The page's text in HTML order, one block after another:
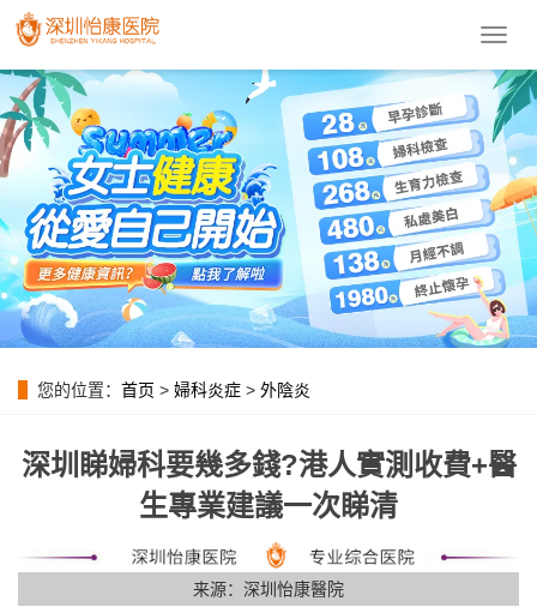
導
菜
單
您的位置： 首页 > 婦科炎症 > 外陰炎
深圳睇婦科要幾多錢?港人實測收費+醫
生專業建議一次睇清
来源：深圳怡康醫院